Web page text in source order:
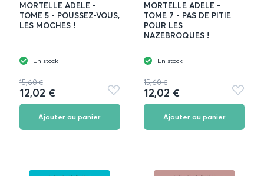
MORTELLE ADELE -
TOME 5 - POUSSEZ-VOUS,
LES MOCHES !
En stock
15,60 €
12,02 €
Ajouter
aux
Ajouter au panier
MORTELLE ADELE -
TOME 7 - PAS DE PITIE
POUR LES
NAZEBROQUES !
En stock
15,60 €
12,02 €
Ajouter
aux
Ajouter au panier